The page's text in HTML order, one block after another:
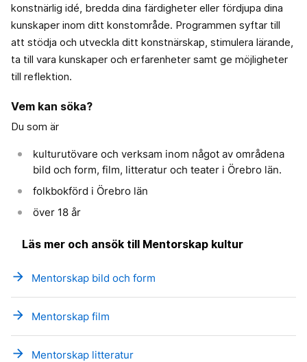
konstnärlig idé, bredda dina färdigheter eller fördjupa dina
kunskaper inom ditt konstområde. Programmen syftar till
att stödja och utveckla ditt konstnärskap, stimulera lärande,
ta till vara kunskaper och erfarenheter samt ge möjligheter
till reflektion.
Vem kan söka?
Du som är
kulturutövare och verksam inom något av områdena
bild och form, film, litteratur och teater i Örebro län.
folkbokförd i Örebro län
över 18 år
Läs mer och ansök till Mentorskap kultur
arrow_forward Mentorskap bild och form
arrow_forward Mentorskap film
arrow_forward Mentorskap litteratur